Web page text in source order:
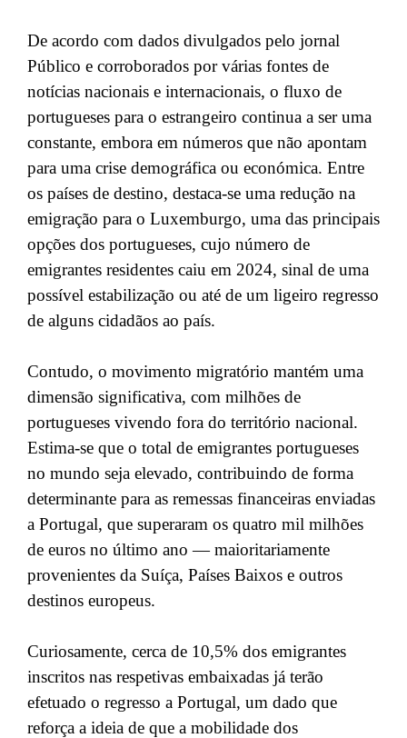
De acordo com dados divulgados pelo jornal
Público e corroborados por várias fontes de
notícias nacionais e internacionais, o fluxo de
portugueses para o estrangeiro continua a ser uma
constante, embora em números que não apontam
para uma crise demográfica ou económica. Entre
os países de destino, destaca-se uma redução na
emigração para o Luxemburgo, uma das principais
opções dos portugueses, cujo número de
emigrantes residentes caiu em 2024, sinal de uma
possível estabilização ou até de um ligeiro regresso
de alguns cidadãos ao país.
Contudo, o movimento migratório mantém uma
dimensão significativa, com milhões de
portugueses vivendo fora do território nacional.
Estima-se que o total de emigrantes portugueses
no mundo seja elevado, contribuindo de forma
determinante para as remessas financeiras enviadas
a Portugal, que superaram os quatro mil milhões
de euros no último ano — maioritariamente
provenientes da Suíça, Países Baixos e outros
destinos europeus.
Curiosamente, cerca de 10,5% dos emigrantes
inscritos nas respetivas embaixadas já terão
efetuado o regresso a Portugal, um dado que
reforça a ideia de que a mobilidade dos